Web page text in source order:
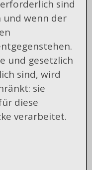
sind
und wenn der
und gesetzlich
sind, wird
sie
diese
verarbeitet.